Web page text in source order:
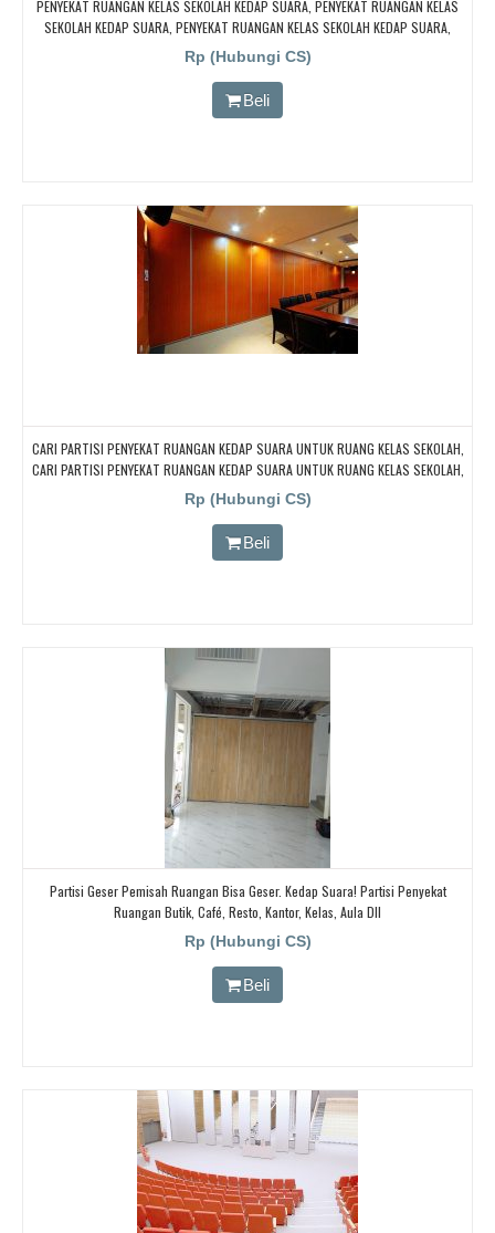
PENYEKAT RUANGAN KELAS SEKOLAH KEDAP SUARA, PENYEKAT RUANGAN KELAS
SEKOLAH KEDAP SUARA, PENYEKAT RUANGAN KELAS SEKOLAH KEDAP SUARA,
PENYEKAT RUANGAN KELAS SEKOLAH KEDAP SUARA
Rp (Hubungi CS)
Beli
CARI PARTISI PENYEKAT RUANGAN KEDAP SUARA UNTUK RUANG KELAS SEKOLAH,
CARI PARTISI PENYEKAT RUANGAN KEDAP SUARA UNTUK RUANG KELAS SEKOLAH,
CARI PARTISI PENYEKAT RUANGAN KEDAP SUARA UNTUK RUANG KELAS SEKOLAH,
CARI PARTISI PENYEKAT RUANGAN KEDAP SUARA UNTUK RUANG KELAS SEKOLAH
Rp (Hubungi CS)
Beli
Partisi Geser Pemisah Ruangan Bisa Geser. Kedap Suara! Partisi Penyekat
Ruangan Butik, Café, Resto, Kantor, Kelas, Aula Dll
Rp (Hubungi CS)
Beli